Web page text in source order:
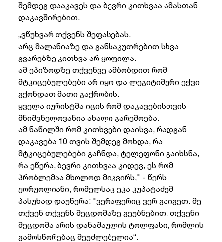
შემდეგ დააკავეს და ბევრი კითხვაა ამასთან
დაკავშირებით.
„ვწუხვარ თქვენს შეფასებას.
არც მალანიაზე და განსაკუთრებით სხვა
გვარებზე კითხვა არ ყოფილა.
ამ ეპიზოდზე თქვენვე ამბობდით რომ
მტკიცებულებები არ იყო და ლეგიტიმური ეჭვი
გქონდათ მათი გაქრობის.
ყველა იურისტმა იცის რომ დაკავებისთვის
მნიშვნელოვანია ახალი გარემოება.
ამ ნაწილში რომ კითხვები დაისვა, რადგან
დაკავება 10 თვის შემდეგ მოხდა, რა
მტკიცებულებები გაჩნდა, ტელეფონი გაიხსნა,
რა ეწერა, ბევრი კითხვაა კიდევ, ეს რომ
პრობლემაა მხოლოდ მიკვირს," - წერს
ჟორჟოლიანი, რომელსაც ეკა კუპატაძემ
პასუხად დაუწერა: "ვერაფერიც ვერ გაიგეთ. მე
თქვენ თქვენს შეცდომაზე გეუბნებით. თქვენი
შეცდომა არის დანაშაულის ტოლფასი, რომლის
გამოსწორებაც შეუძლებელია“.